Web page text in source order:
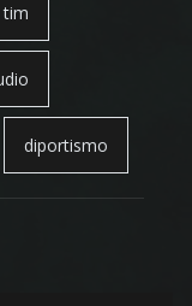
tim
diportismo